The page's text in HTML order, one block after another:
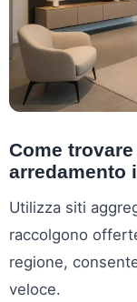
Come
arredamento
Utilizza siti
raccolgono
regione,
veloce.